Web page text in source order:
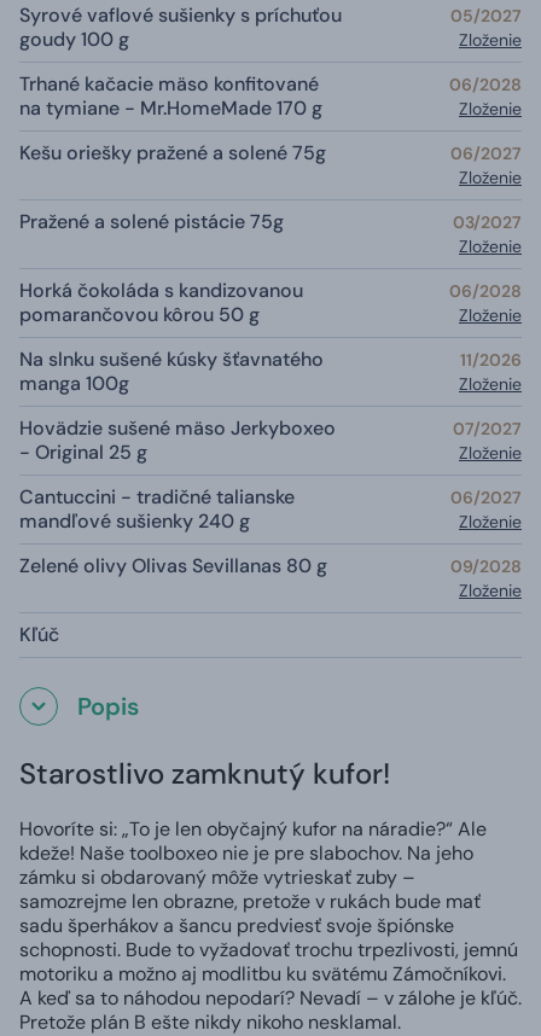
Syrové vaflové sušienky s príchuťou
goudy 100 g
05/2027
Zloženie
Trhané kačacie mäso konfitované
na tymiane - Mr.HomeMade 170 g
06/2028
Zloženie
Kešu oriešky pražené a solené 75g
06/2027
Zloženie
Pražené a solené pistácie 75g
03/2027
Zloženie
Horká čokoláda s kandizovanou
pomarančovou kôrou 50 g
06/2028
Zloženie
Na slnku sušené kúsky šťavnatého
manga 100g
11/2026
Zloženie
Hovädzie sušené mäso Jerkyboxeo
- Original 25 g
07/2027
Zloženie
Cantuccini - tradičné talianske
mandľové sušienky 240 g
06/2027
Zloženie
Zelené olivy Olivas Sevillanas 80 g
09/2028
Zloženie
Kľúč
Popis
Starostlivo zamknutý kufor!
Hovoríte si: „To je len obyčajný kufor na náradie?“ Ale
kdeže! Naše toolboxeo nie je pre slabochov. Na jeho
zámku si obdarovaný môže vytrieskať zuby –
samozrejme len obrazne, pretože v rukách bude mať
sadu šperhákov a šancu predviesť svoje špiónske
schopnosti. Bude to vyžadovať trochu trpezlivosti, jemnú
motoriku a možno aj modlitbu ku svätému Zámočníkovi.
A keď sa to náhodou nepodarí? Nevadí – v zálohe je kľúč.
Pretože plán B ešte nikdy nikoho nesklamal.